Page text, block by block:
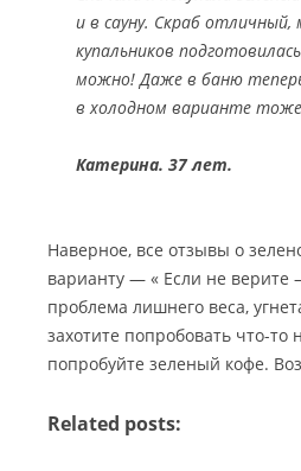
и в сауну. Скраб
купальников
можно! Даже в баню
в холодном варианте тоже
Катерина. 37 лет.
Наверное, все отзывы о
варианту — « Если не верите
проблема лишнего веса,
захотите попробовать что-
попробуйте зеленый кофе.
Related posts: